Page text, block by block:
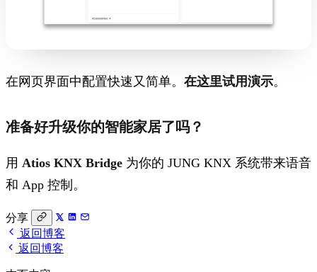
在网页界面中配置快速又简单。 在这里试用演示。
准备好升级你的智能家居了吗？
用 Atios KNX Bridge 为你的 JUNG KNX 系统带来语音
和 App 控制。
分享
返回博客
返回博客